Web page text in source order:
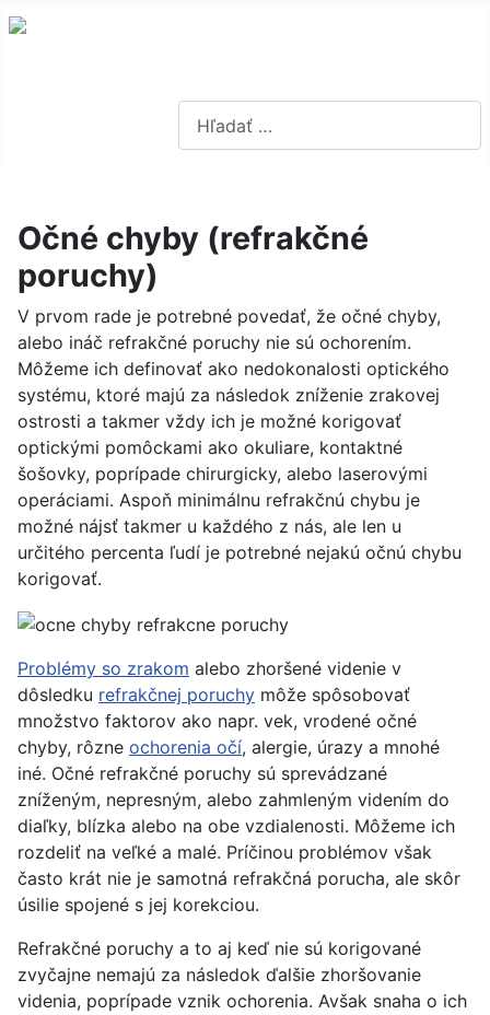
Hľadať...
Očné chyby (refrakčné
poruchy)
V prvom rade je potrebné povedať, že očné chyby,
alebo ináč refrakčné poruchy nie sú ochorením.
Môžeme ich definovať ako nedokonalosti optického
systému, ktoré majú za následok zníženie zrakovej
ostrosti a takmer vždy ich je možné korigovať
optickými pomôckami ako okuliare, kontaktné
šošovky, poprípade chirurgicky, alebo laserovými
operáciami. Aspoň minimálnu refrakčnú chybu je
možné nájsť takmer u každého z nás, ale len u
určitého percenta ľudí je potrebné nejakú očnú chybu
korigovať.
Problémy so zrakom alebo zhoršené videnie v
dôsledku refrakčnej poruchy môže spôsobovať
množstvo faktorov ako napr. vek, vrodené očné
chyby, rôzne ochorenia očí, alergie, úrazy a mnohé
iné. Očné refrakčné poruchy sú sprevádzané
zníženým, nepresným, alebo zahmleným videním do
diaľky, blízka alebo na obe vzdialenosti. Môžeme ich
rozdeliť na veľké a malé. Príčinou problémov však
často krát nie je samotná refrakčná porucha, ale skôr
úsilie spojené s jej korekciou.
Refrakčné poruchy a to aj keď nie sú korigované
zvyčajne nemajú za následok ďalšie zhoršovanie
videnia, poprípade vznik ochorenia. Avšak snaha o ich